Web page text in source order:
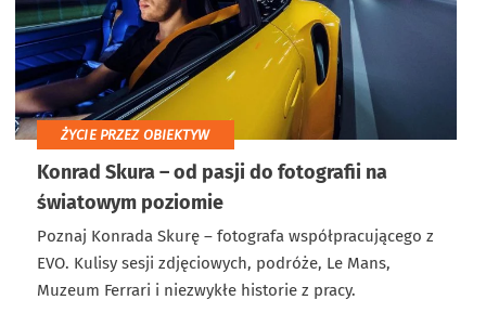
ŻYCIE PRZEZ OBIEKTYW
Konrad Skura – od pasji do fotografii na
światowym poziomie
Poznaj Konrada Skurę – fotografa współpracującego z
EVO. Kulisy sesji zdjęciowych, podróże, Le Mans,
Muzeum Ferrari i niezwykłe historie z pracy.